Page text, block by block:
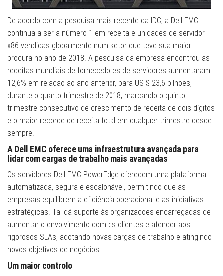
De acordo com a pesquisa mais recente da IDC, a Dell EMC
continua a ser a número 1 em receita e unidades de servidor
x86 vendidas globalmente num setor que teve sua maior
procura no ano de 2018. A pesquisa da empresa encontrou as
receitas mundiais de fornecedores de servidores aumentaram
12,6% em relação ao ano anterior, para US $ 23,6 bilhões,
durante o quarto trimestre de 2018, marcando o quinto
trimestre consecutivo de crescimento de receita de dois dígitos
e o maior recorde de receita total em qualquer trimestre desde
sempre.
A Dell EMC oferece uma infraestrutura avançada para
lidar com cargas de trabalho mais avançadas
Os servidores Dell EMC PowerEdge oferecem uma plataforma
automatizada, segura e escalonável, permitindo que as
empresas equilibrem a eficiência operacional e as iniciativas
estratégicas. Tal dá suporte às organizações encarregadas de
aumentar o envolvimento com os clientes e atender aos
rigorosos SLAs, adotando novas cargas de trabalho e atingindo
novos objetivos de negócios.
Um maior controlo